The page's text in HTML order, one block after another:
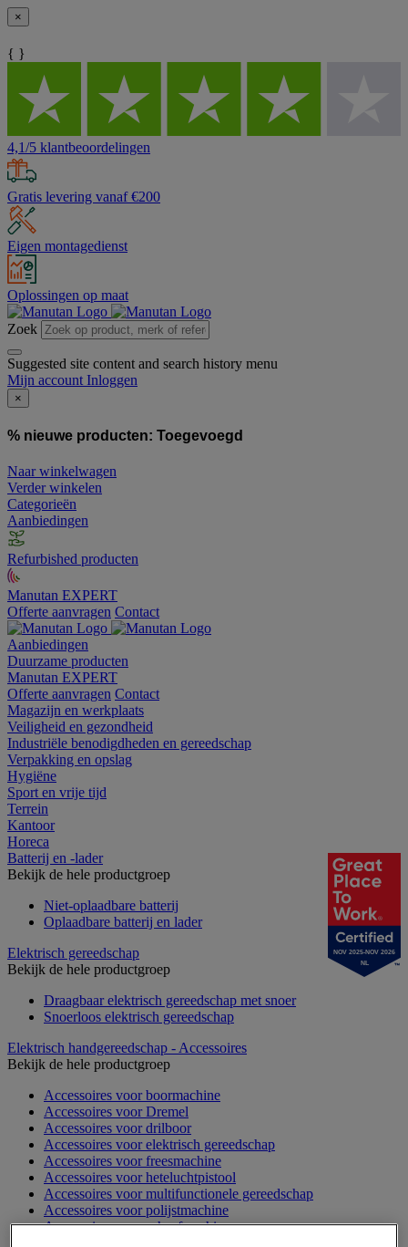
×
{ }
4,1/5 klantbeoordelingen
Gratis levering vanaf €200
Eigen montagedienst
Oplossingen op maat
Zoek
Suggested site content and search history menu
Mijn account Inloggen
×
% nieuwe producten: Toegevoegd
Naar winkelwagen
Verder winkelen
Categorieën
Aanbiedingen
Refurbished producten
Manutan EXPERT
Offerte aanvragen Contact
Aanbiedingen
Duurzame producten
Manutan EXPERT
Offerte aanvragen Contact
Magazijn en werkplaats
Veiligheid en gezondheid
Industriële benodigdheden en gereedschap
Verpakking en opslag
Hygiëne
Sport en vrije tijd
Terrein
Kantoor
Horeca
Batterij en -lader
Bekijk de hele productgroep
Niet-oplaadbare batterij
Oplaadbare batterij en lader
Elektrisch gereedschap
Bekijk de hele productgroep
Draagbaar elektrisch gereedschap met snoer
Snoerloos elektrisch gereedschap
Elektrisch handgereedschap - Accessoires
Bekijk de hele productgroep
Accessoires voor boormachine
Accessoires voor Dremel
Accessoires voor drilboor
Accessoires voor elektrisch gereedschap
Accessoires voor freesmachine
Accessoires voor heteluchtpistool
Accessoires voor multifunctionele gereedschap
Accessoires voor polijstmachine
Accessoires voor schaafmachine
NOV 2025-NOV 2026
NL